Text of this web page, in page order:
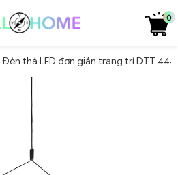
0
Đèn thả LED đơn giản trang trí DTT